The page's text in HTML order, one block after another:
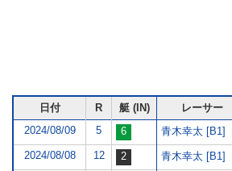
日付 R 艇 (IN) レーサー
2024/08/09
5 青木幸太 [B1]
2024/08/08 12 青木幸太 [B1]